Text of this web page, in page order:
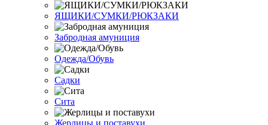
ЯЩИКИ/СУМКИ/РЮКЗАКИ
Забродная амуниция
Одежда/Обувь
Садки
Сита
Жерлицы и поставухи